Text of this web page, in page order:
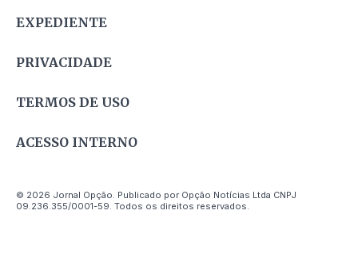
EXPEDIENTE
PRIVACIDADE
TERMOS DE USO
ACESSO INTERNO
© 2026 Jornal Opção. Publicado por Opção Notícias Ltda CNPJ
09.236.355/0001-59. Todos os direitos reservados.